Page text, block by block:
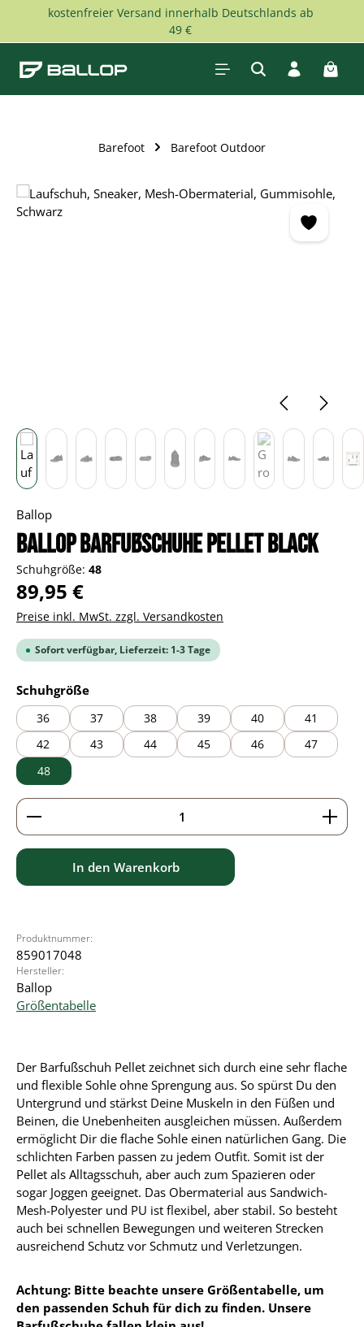
Zum Hauptinhalt springen
kostenfreier Versand innerhalb Deutschlands ab
49 €
Barefoot Barefoot Outdoor
Bildergalerie überspringen
Ballop
BALLOP Barfußschuhe Pellet black
Schuhgröße: 48
Regulärer Preis:
89,95 €
Preise inkl. MwSt. zzgl. Versandkosten
Sofort verfügbar, Lieferzeit: 1-3 Tage
Schuhgrößeauswählen
36 37 38 39 40
41
42
43 44 45 46
47
48
Produkt Anzahl: Gib den gewünschten Wert ein
In den Warenkorb
Produktnummer:
859017048
Hersteller:
Ballop
Größentabelle
Der Barfußschuh Pellet zeichnet sich durch eine sehr flache
und flexible Sohle ohne Sprengung aus. So spürst Du den
Untergrund und stärkst Deine Muskeln in den Füßen und
Beinen, die Unebenheiten ausgleichen müssen. Außerdem
ermöglicht Dir die flache Sohle einen natürlichen Gang. Die
schlichten Farben passen zu jedem Outfit. Somit ist der
Pellet als Alltagsschuh, aber auch zum Spazieren oder
sogar Joggen geeignet. Das Obermaterial aus Sandwich-
Mesh-Polyester und PU ist flexibel, aber stabil. So besteht
auch bei schnellen Bewegungen und weiteren Strecken
ausreichend Schutz vor Schmutz und Verletzungen.
Achtung: Bitte beachte unsere Größentabelle, um
den passenden Schuh für dich zu finden. Unsere